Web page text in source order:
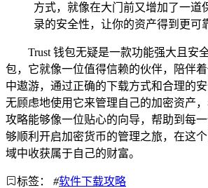
方式，就像在大门前又增加了一道
录的安全性，让你的资产得到更可
Trust 钱包无疑是一款功能强大且安
包，它就像一位值得信赖的伙伴，陪伴
中遨游，通过正确的下载方式和合理的
无顾虑地使用它来管理自己的加密资产
攻略能够像一位贴心的向导，帮助到每
够顺利开启加密货币的管理之旅，在这
域中收获属于自己的财富。
标签： #软件下载攻略